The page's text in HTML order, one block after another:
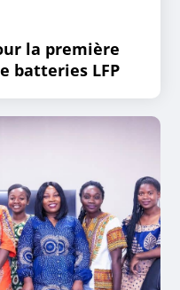
la première
batteries LFP